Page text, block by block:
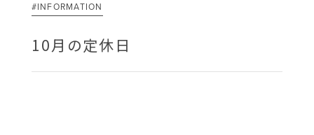
#INFORMATION
10月の定休日